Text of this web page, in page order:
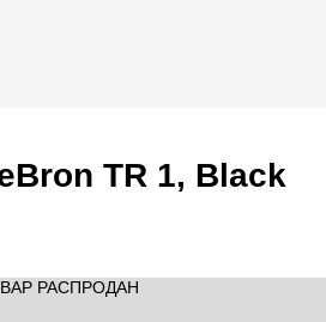
TR 1, Black
РАСПРОДАН